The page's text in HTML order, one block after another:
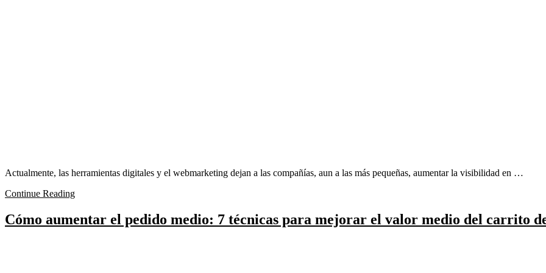
Actualmente, las herramientas digitales y el webmarketing dejan a las compañías, aun a las más pequeñas, aumentar la visibilidad en …
Continue Reading
Cómo aumentar el pedido medio: 7 técnicas para mejorar el valor medio del carrito